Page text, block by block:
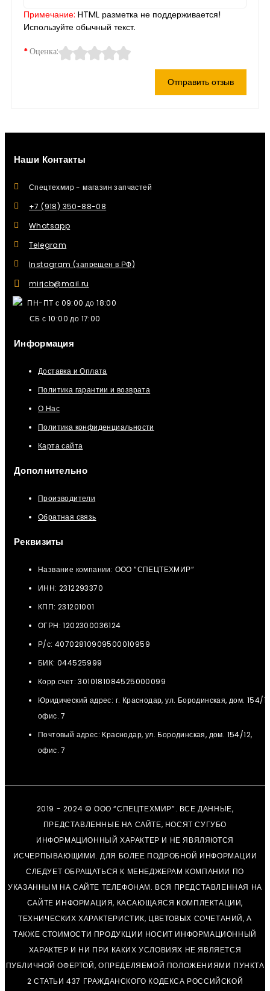
Примечание: HTML разметка не поддерживается!
Используйте обычный текст.
Оценка:
Отправить отзыв
Наши Контакты
Спецтехмир - магазин запчастей
+7 (918) 350-88-08
Whatsapp
Telegram
Instagram (запрещен в РФ)
mirjcb@mail.ru
ПН-ПТ с 09:00 до 18:00
СБ с 10:00 до 17:00
Информация
Доставка и Оплата
Политика гарантии и возврата
О Нас
Политика конфиденциальности
Карта сайта
Дополнительно
Производители
Обратная связь
Реквизиты
Название компании: ООО “СПЕЦТЕХМИР“
ИНН: 2312293370
КПП: 231201001
ОГРН: 1202300036124
Р/с: 40702810909500010959
БИК: 044525999
Корр.счет: 3010181084525000099
Юридический адрес: г. Краснодар, ул. Бородинская, дом. 154/
офис. 7
Почтовый адрес: Краснодар, ул. Бородинская, дом. 154/12,
офис. 7
2019 - 2024 © ООО “СПЕЦТЕХМИР”. ВСЕ ДАННЫЕ,
ПРЕДСТАВЛЕННЫЕ НА САЙТЕ, НОСЯТ СУГУБО
ИНФОРМАЦИОННЫЙ ХАРАКТЕР И НЕ ЯВЯЛЯЮТСЯ
ИСЧЕРПЫВАЮЩИМИ. ДЛЯ БОЛЕЕ ПОДРОБНОЙ ИНФОРМАЦИИ
СЛЕДУЕТ ОБРАЩАТЬСЯ К МЕНЕДЖЕРАМ КОМПАНИИ ПО
УКАЗАННЫМ НА САЙТЕ ТЕЛЕФОНАМ. ВСЯ ПРЕДСТАВЛЕННАЯ НА
САЙТЕ ИНФОРМАЦИЯ, КАСАЮЩАЯСЯ КОМПЛЕКТАЦИИ,
ТЕХНИЧЕСКИХ ХАРАКТЕРИСТИК, ЦВЕТОВЫХ СОЧЕТАНИЙ, А
ТАКЖЕ СТОИМОСТИ ПРОДУКЦИИ НОСИТ ИНФОРМАЦИОННЫЙ
ХАРАКТЕР И НИ ПРИ КАКИХ УСЛОВИЯХ НЕ ЯВЛЯЕТСЯ
ПУБЛИЧНОЙ ОФЕРТОЙ, ОПРЕДЕЛЯЕМОЙ ПОЛОЖЕНИЯМИ ПУНКТА
2 СТАТЬИ 437 ГРАЖДАНСКОГО КОДЕКСА РОССИЙСКОЙ